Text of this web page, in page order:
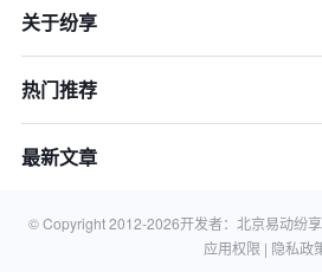
三、国产
五、常见问
关于纷享
热门推荐
最新文章
© Copyright 2012-2026开发者：北京易动纷
应用权限 | 隐私政